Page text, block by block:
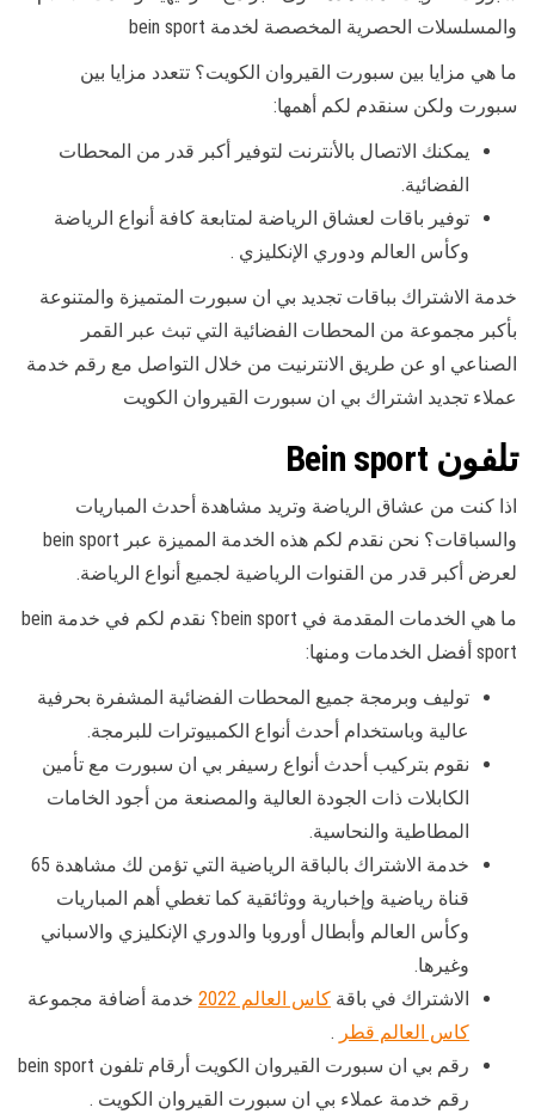
والمسلسلات الحصرية المخصصة لخدمة bein sport
ما هي مزايا بين سبورت القيروان الكويت؟ تتعدد مزايا بين
سبورت ولكن سنقدم لكم أهمها:
يمكنك الاتصال بالأنترنت لتوفير أكبر قدر من المحطات
الفضائية.
توفير باقات لعشاق الرياضة لمتابعة كافة أنواع الرياضة
وكأس العالم ودوري الإنكليزي .
خدمة الاشتراك بباقات تجديد بي ان سبورت المتميزة والمتنوعة
بأكبر مجموعة من المحطات الفضائية التي تبث عبر القمر
الصناعي او عن طريق الانترنيت من خلال التواصل مع رقم خدمة
عملاء تجديد اشتراك بي ان سبورت القيروان الكويت
تلفون Bein sport
اذا كنت من عشاق الرياضة وتريد مشاهدة أحدث المباريات
والسباقات؟ نحن نقدم لكم هذه الخدمة المميزة عبر bein sport
لعرض أكبر قدر من القنوات الرياضية لجميع أنواع الرياضة.
ما هي الخدمات المقدمة في bein sport؟ نقدم لكم في خدمة bein
sport أفضل الخدمات ومنها:
توليف وبرمجة جميع المحطات الفضائية المشفرة بحرفية
عالية وباستخدام أحدث أنواع الكمبيوترات للبرمجة.
نقوم بتركيب أحدث أنواع رسيفر بي ان سبورت مع تأمين
الكابلات ذات الجودة العالية والمصنعة من أجود الخامات
المطاطية والنحاسية.
خدمة الاشتراك بالباقة الرياضية التي تؤمن لك مشاهدة 65
قناة رياضية وإخبارية ووثائقية كما تغطي أهم المباريات
وكأس العالم وأبطال أوروبا والدوري الإنكليزي والاسباني
وغيرها.
الاشتراك في باقة كاس العالم 2022
خدمة أضافة مجموعة
كاس العالم قطر .
رقم بي ان سبورت القيروان الكويت أرقام تلفون bein sport
رقم خدمة عملاء بي ان سبورت القيروان الكويت .